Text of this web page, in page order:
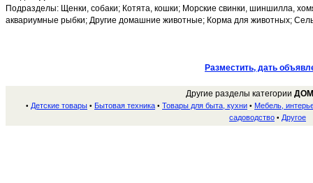
Подразделы: Щенки, собаки; Котята, кошки; Морские свинки, шиншилла,
аквариумные рыбки; Другие домашние животные; Корма для животных;
Разместить, дать
Другие разделы категории
• Детские товары • Бытовая техника • Товары для быта, кухни • Мебель,
садоводство • Другое